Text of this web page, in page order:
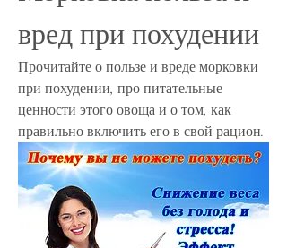
вред при похудении
Прочитайте о пользе и вреде морковки
при похудении, про питательные
ценности этого овоща и о том, как
правильно включить его в свой рацион.